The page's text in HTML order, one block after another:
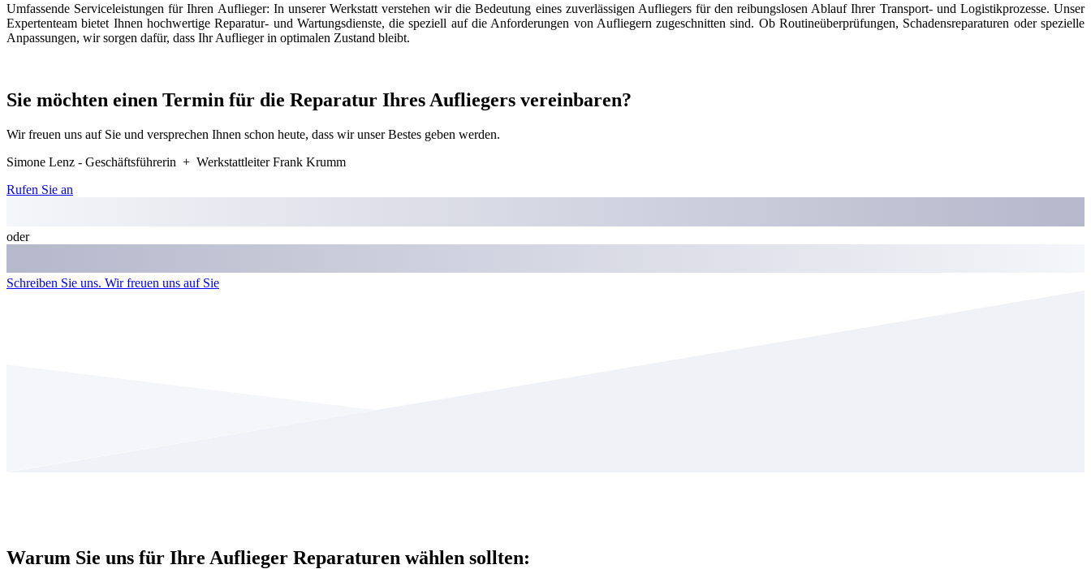
Umfassende Serviceleistungen für Ihren Auflieger: In unserer Werkstatt verstehen wir die Bedeutung eines zuverlässigen Aufliegers für den reibungslosen Ablauf Ihrer Transport- und Logistikprozesse. Unser
Expertenteam bietet Ihnen hochwertige Reparatur- und Wartungsdienste, die speziell auf die Anforderungen von Aufliegern zugeschnitten sind. Ob Routineüberprüfungen, Schadensreparaturen oder spezielle
Anpassungen, wir sorgen dafür, dass Ihr Auflieger in optimalen Zustand bleibt.
Sie möchten einen Termin für die Reparatur Ihres Aufliegers vereinbaren?
Wir freuen uns auf Sie und versprechen Ihnen schon heute, dass wir unser Bestes geben werden.
Simone Lenz - Geschäftsführerin + Werkstattleiter Frank Krumm
Rufen Sie an
oder
Schreiben Sie uns. Wir freuen uns auf Sie
Warum Sie uns für Ihre Auflieger Reparaturen wählen sollten: